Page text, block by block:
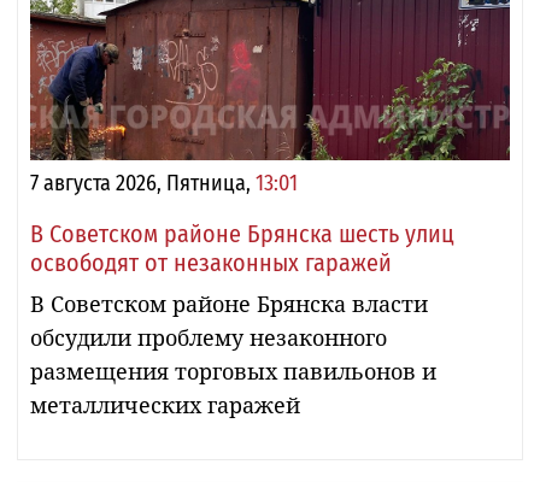
7 августа 2026, Пятница, 13:01
В Советском районе Брянска шесть улиц
освободят от незаконных гаражей
В Советском районе Брянска власти
обсудили проблему незаконного
размещения торговых павильонов и
металлических гаражей